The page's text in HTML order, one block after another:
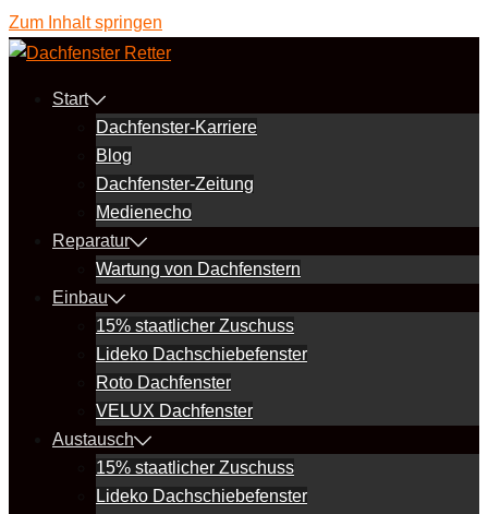
Zum Inhalt springen
Start
Dachfenster-Karriere
Blog
Dachfenster-Zeitung
Medienecho
Reparatur
Wartung von Dachfenstern
Einbau
15% staatlicher Zuschuss
Lideko Dachschiebefenster
Roto Dachfenster
VELUX Dachfenster
Austausch
15% staatlicher Zuschuss
Lideko Dachschiebefenster